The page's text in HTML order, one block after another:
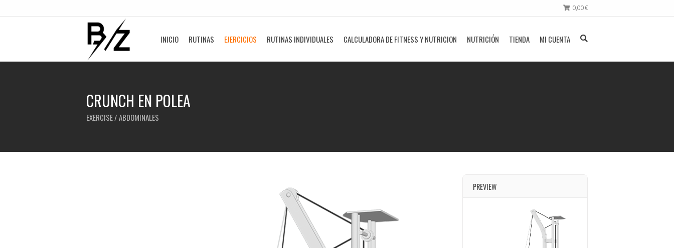
0,00€
INICIO RUTINAS EJERCICIOS RUTINAS INDIVIDUALES CALCULADORA DE FITNESS Y NUTRICION NUTRICIÓN TIENDA MI CUENTA
CRUNCH EN POLEA
EXERCISE / ABDOMINALES
PREVIEW